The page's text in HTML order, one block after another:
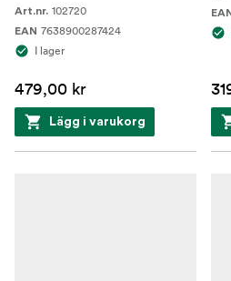
Art.nr. 102720
EAN 7638900287424
I lager
479,00 kr
Lägg i varukorg